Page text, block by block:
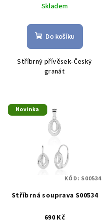
Skladem
Do košíku
Stříbrný přívěsek-Český
granát
Novinka
Stříbrná souprava S00534
690 Kč
KÓD: S00534